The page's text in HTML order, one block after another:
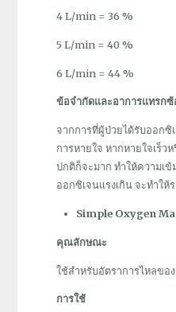
4 L/min = 36 %
5 L/min = 40 %
6 L/min = 44 %
ข้อจำกัดและอาการแทรก
จากการที่ผู้ป่วยได้รับออก
การหายใจ หากหายใจเร็
ปกติก็จะมาก ทำให้ความเ
ออกซิเจนแรงเกิน จะทำให้
Simple Oxygen
คุณลักษณะ
ใช้สำหรับอัตราการไหลขอ
การใช้